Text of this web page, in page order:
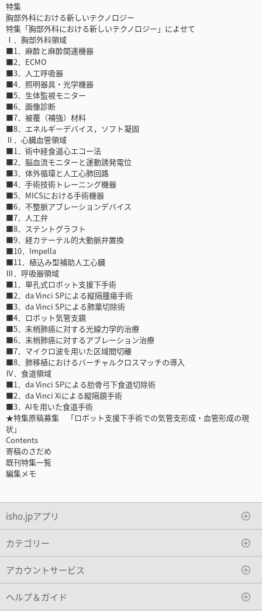
特集
胸部外科における新しいテクノロジー
特集「胸部外科における新しいテクノロジー」によせて
Ⅰ．胸部外科領域
■1．麻酔と麻酔関連機器
■2．ECMO
■3．人工呼吸器
■4．照明器具・光学機器
■5．生体監視モニター
■6．画像診断
■7．被覆（補強）材料
■8．エネルギーデバイス，ソフト凝固
Ⅱ．心臓血管領域
■1．術中経食道心エコー法
■2．脳血流モニターと運動誘発電位
■3．体外循環と人工心肺回路
■4．手術技術トレーニング機器
■5．MICSにおける手術機器
■6．不整脈アブレーションデバイス
■7．人工弁
■8．ステントグラフト
■9．経カテーテル的大動脈弁置換
■10．Impella
■11．植込み型補助人工心臓
Ⅲ．呼吸器領域
■1．単孔式ロボット支援下手術
■2．da Vinci SPによる縦隔腫瘍手術
■3．da Vinci SPによる肺葉切除術
■4．ロボット気管支鏡
■5．末梢肺癌に対する光線力学的治療
■6．末梢肺癌に対するアブレーション治療
■7．マイクロ波を用いた区域間切離
■8．肺移植におけるバーチャルクロスマッチの導入
Ⅳ．食道領域
■1．da Vinci SPによる肋骨弓下食道切除術
■2．da Vinci Xiによる縦隔鏡手術
■3．AIを用いた食道手術
★特集原稿募集 「ロボット支援下手術での気管支形成・血管形成の現
状」
Contents
寄稿のさだめ
既刊特集一覧
編集メモ
isho.jpアプリ
カテゴリー
アカウントサービス
ヘルプ＆ガイド